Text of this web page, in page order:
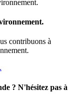
contribuons à
? N'hésitez pas à